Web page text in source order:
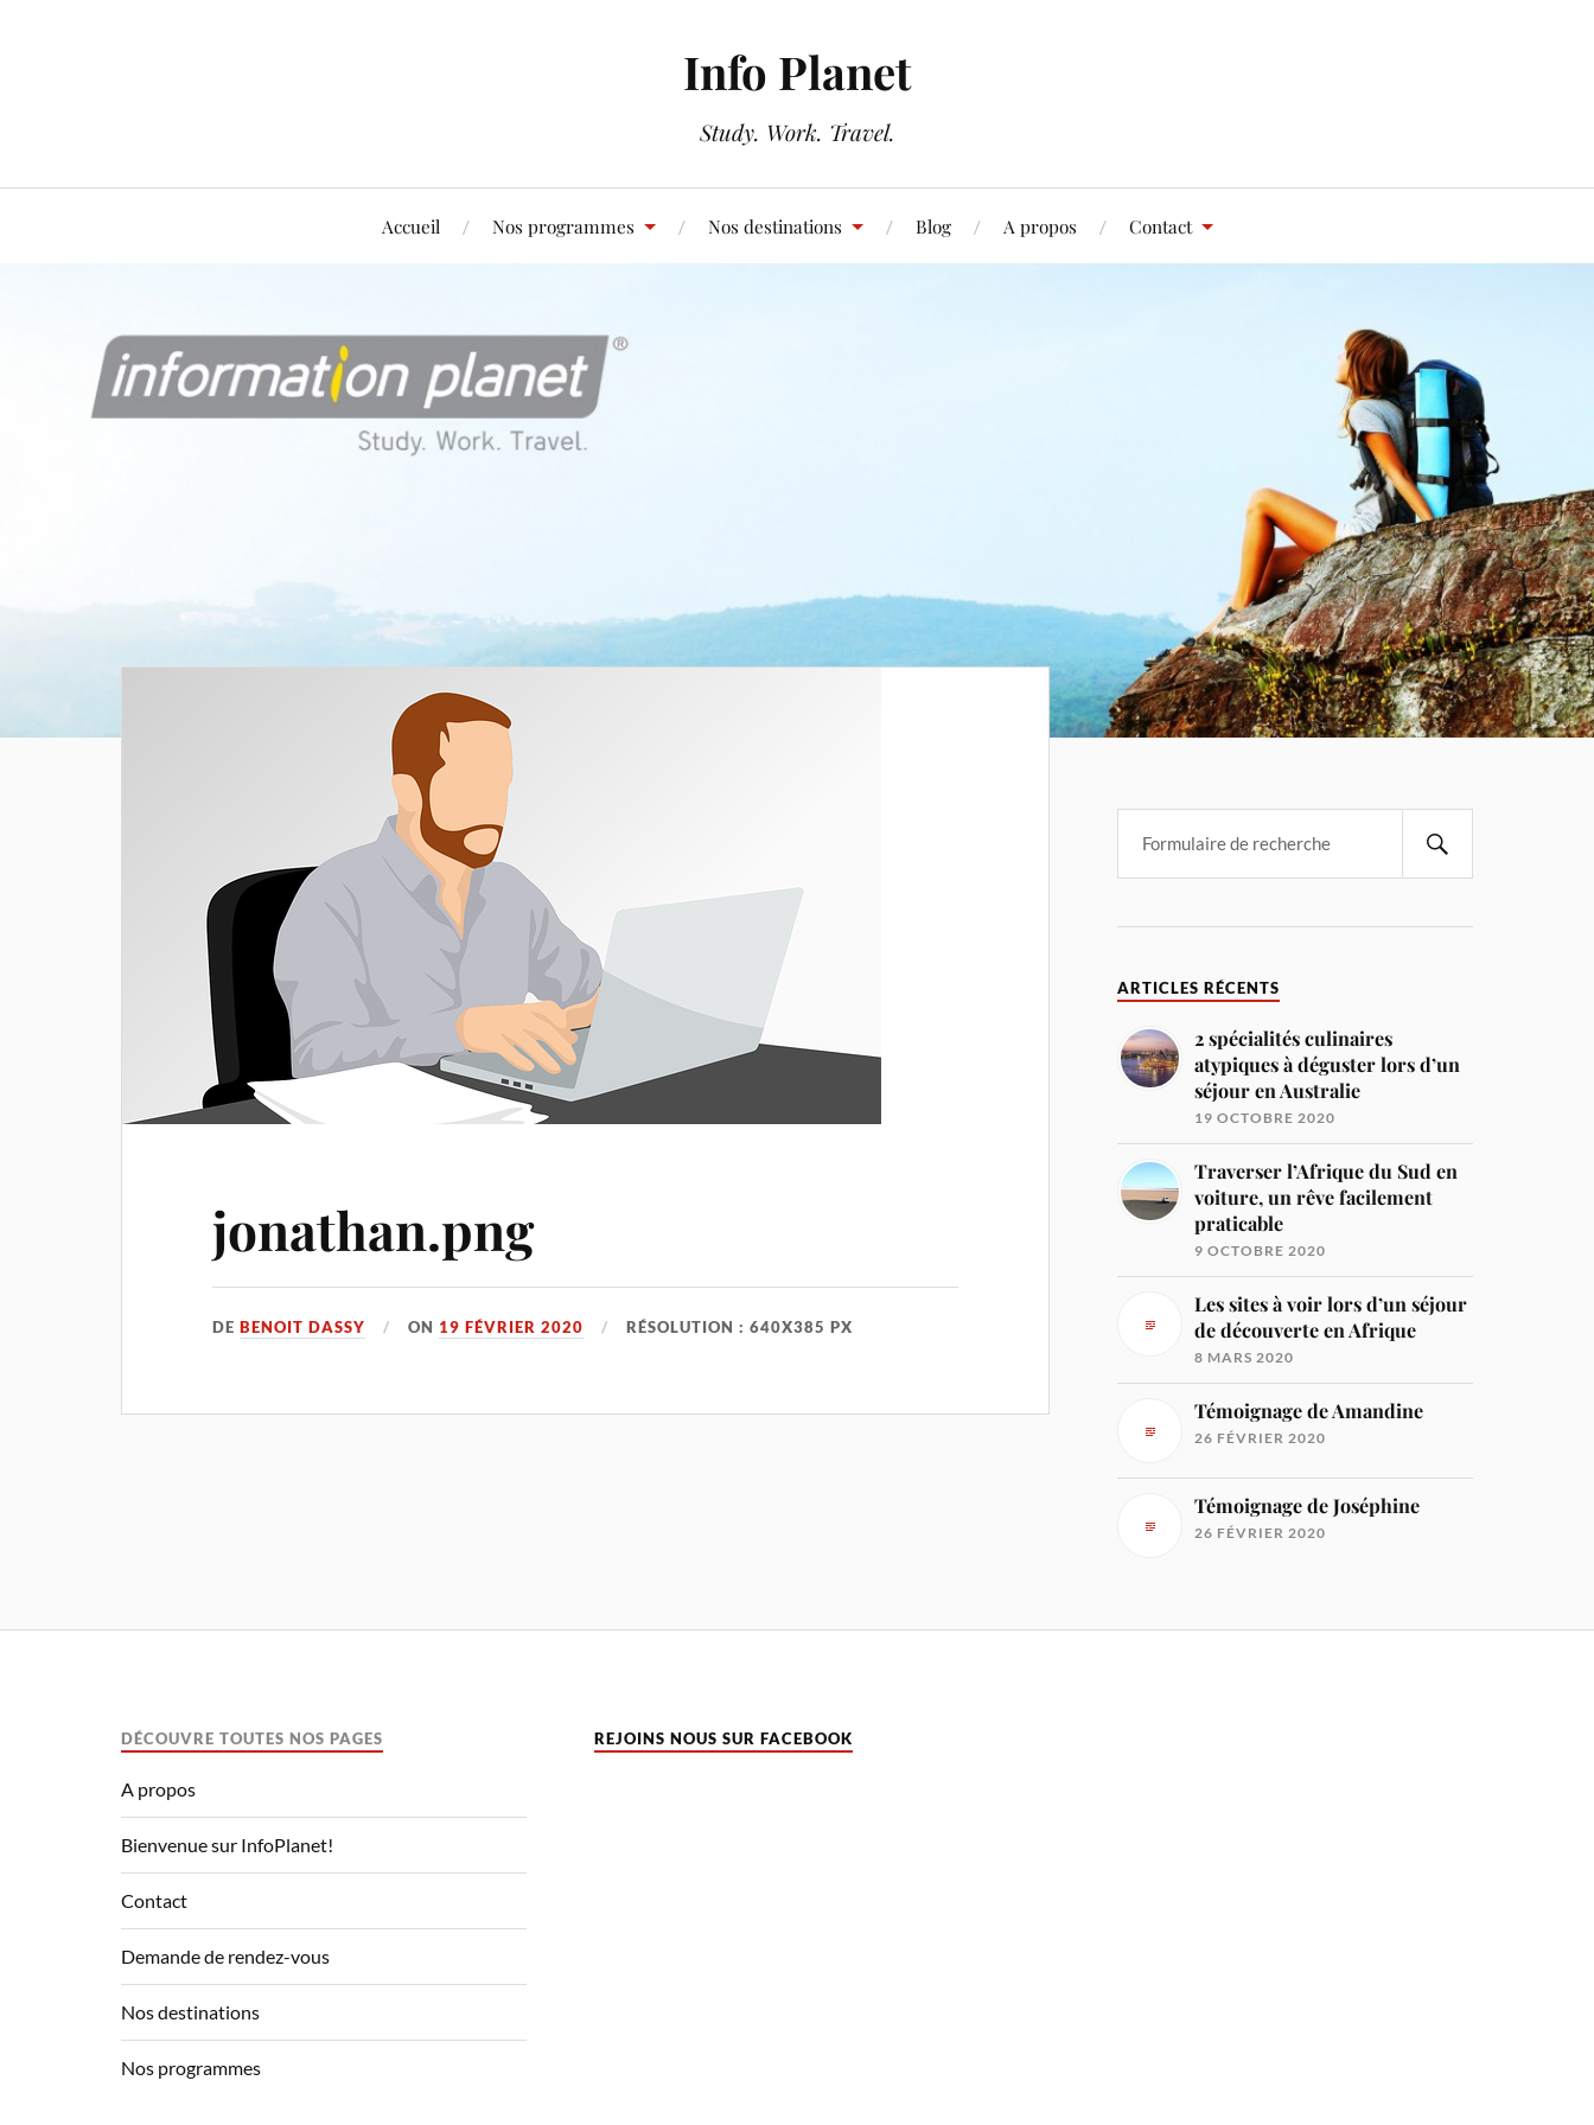
Info Planet
Study. Work. Travel.
Accueil Nos programmes Nos destinations Blog A propos Contact
jonathan.png
DEBENOIT DASSY ON 19 FÉVRIER 2020 RÉSOLUTION : 640X385 PX
ARTICLES RÉCENTS
2 spécialités culinaires
atypiques à déguster lors d’un
séjour en Australie
19 OCTOBRE 2020
Traverser l’Afrique du Sud en
voiture, un rêve facilement
praticable
9 OCTOBRE 2020
Les sites à voir lors d’un séjour
de découverte en Afrique
8 MARS 2020
Témoignage de Amandine
26 FÉVRIER 2020
Témoignage de Joséphine
26 FÉVRIER 2020
DÉCOUVRE TOUTES NOS PAGES
A propos
Bienvenue sur InfoPlanet!
Contact
Demande de rendez-vous
Nos destinations
Nos programmes
REJOINS NOUS SUR FACEBOOK